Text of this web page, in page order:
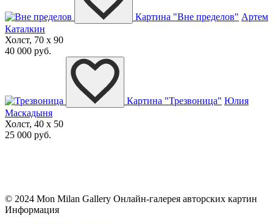
Картина "Вне пределов" Артем
Каталкин
Холст, 70 x 90
40 000 руб.
Картина "Трезвоница" Юлия
Маскадыня
Холст, 40 x 50
25 000 руб.
© 2024 Mon Milan Gallery Онлайн-галерея авторских картин
Информация